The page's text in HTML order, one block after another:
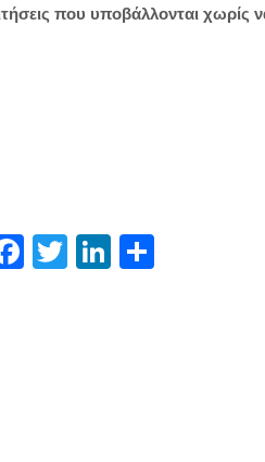
που υποβάλλονται χωρίς
Facebook
TwitterLinkedIn